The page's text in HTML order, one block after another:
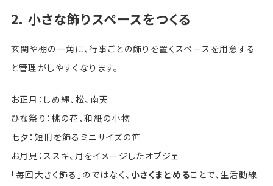
2. 小さな飾りスペースをつくる
玄関や棚の一角に、行事ごとの飾りを置くスペースを用意する
と管理がしやすくなります。
お正月：しめ縄、松、南天
ひな祭り：桃の花、和紙の小物
七夕：短冊を飾るミニサイズの笹
お月見：ススキ、月をイメージしたオブジェ
「毎回大きく飾る」のではなく、 小さくまとめることで、生活動線